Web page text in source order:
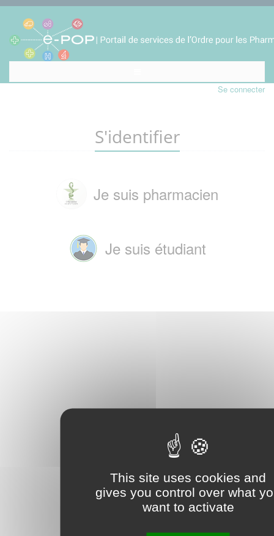
This site uses cookies and
gives you control over what
want to activate
Se connecter
S'identifier
Je suis pharmacien
Je suis étudiant